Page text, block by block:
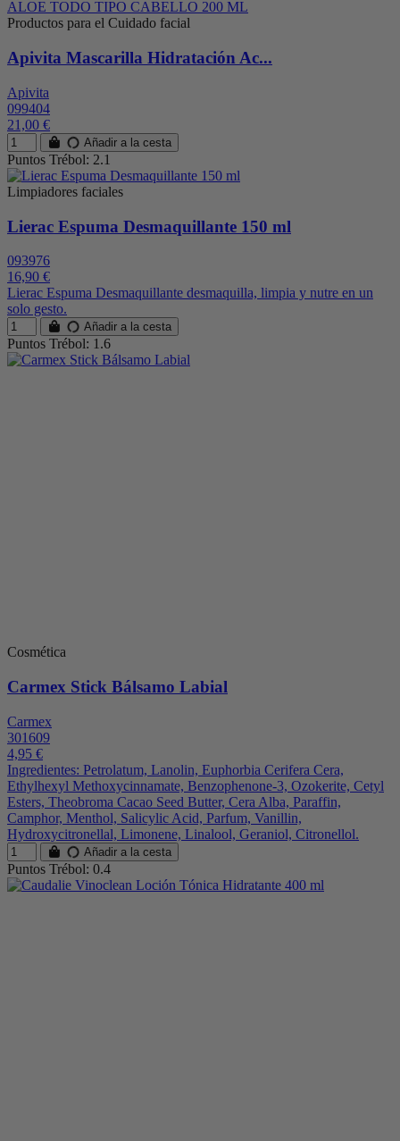
Productos para el Cuidado facial
Apivita Mascarilla Hidratación Ac...
Apivita
099404
21,00 €
Añadir a la cesta
Puntos Trébol: 2.1
Limpiadores faciales
Lierac Espuma Desmaquillante 150 ml
093976
16,90 €
Lierac Espuma Desmaquillante desmaquilla, limpia y nutre en un
solo gesto.
Añadir a la cesta
Puntos Trébol: 1.6
Cosmética
Carmex Stick Bálsamo Labial
Carmex
301609
4,95 €
Ingredientes: Petrolatum, Lanolin, Euphorbia Cerifera Cera,
Ethylhexyl Methoxycinnamate, Benzophenone-3, Ozokerite, Cetyl
Esters, Theobroma Cacao Seed Butter, Cera Alba, Paraffin,
Camphor, Menthol, Salicylic Acid, Parfum, Vanillin,
Hydroxycitronellal, Limonene, Linalool, Geraniol, Citronellol.
Añadir a la cesta
Puntos Trébol: 0.4